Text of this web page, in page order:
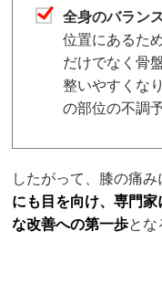
全身のバラン
位置にあるた
だけでなく骨
整いやすくな
の部位の不調
したがって、膝の痛み
にも目を向け、専門
な改善への第一歩とな